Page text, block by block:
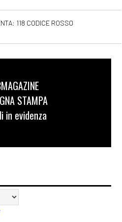
118 CODICE ROSSO
STAMPA
in evidenza